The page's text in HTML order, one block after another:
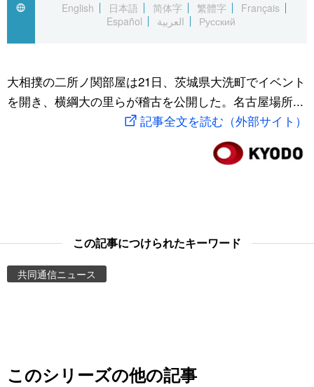
Русский
国際
文化
アーカイブ
Japan Data
動画/Live
お知らせ
スポーツ・東京2020
English
日本語 简体字 繁體字
Français
Español
العربية Русский
大相撲の二所ノ関部屋は21日、茨城県大洗町でイベント
を開き、横綱大の里らが稽古を公開した。名古屋場所...
記事全文を読む（外部サイト）
この記事につけられたキーワード
共同通信ニュース
このシリーズの他の記事